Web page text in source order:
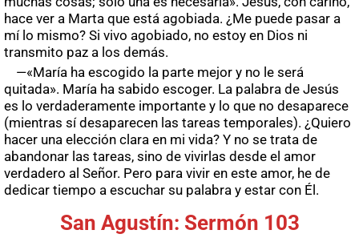
hace ver a Marta que está agobiada. ¿Me puede pasar a
mí lo mismo? Si vivo agobiado, no estoy en Dios ni
transmito paz a los demás.
—«María ha escogido la parte mejor y no le será
quitada». María ha sabido escoger. La palabra de Jesús
es lo verdaderamente importante y lo que no desaparece
(mientras sí desaparecen las tareas temporales). ¿Quiero
hacer una elección clara en mi vida? Y no se trata de
abandonar las tareas, sino de vivirlas desde el amor
verdadero al Señor. Pero para vivir en este amor, he de
dedicar tiempo a escuchar su palabra y estar con Él.
San Agustín: Sermón 103